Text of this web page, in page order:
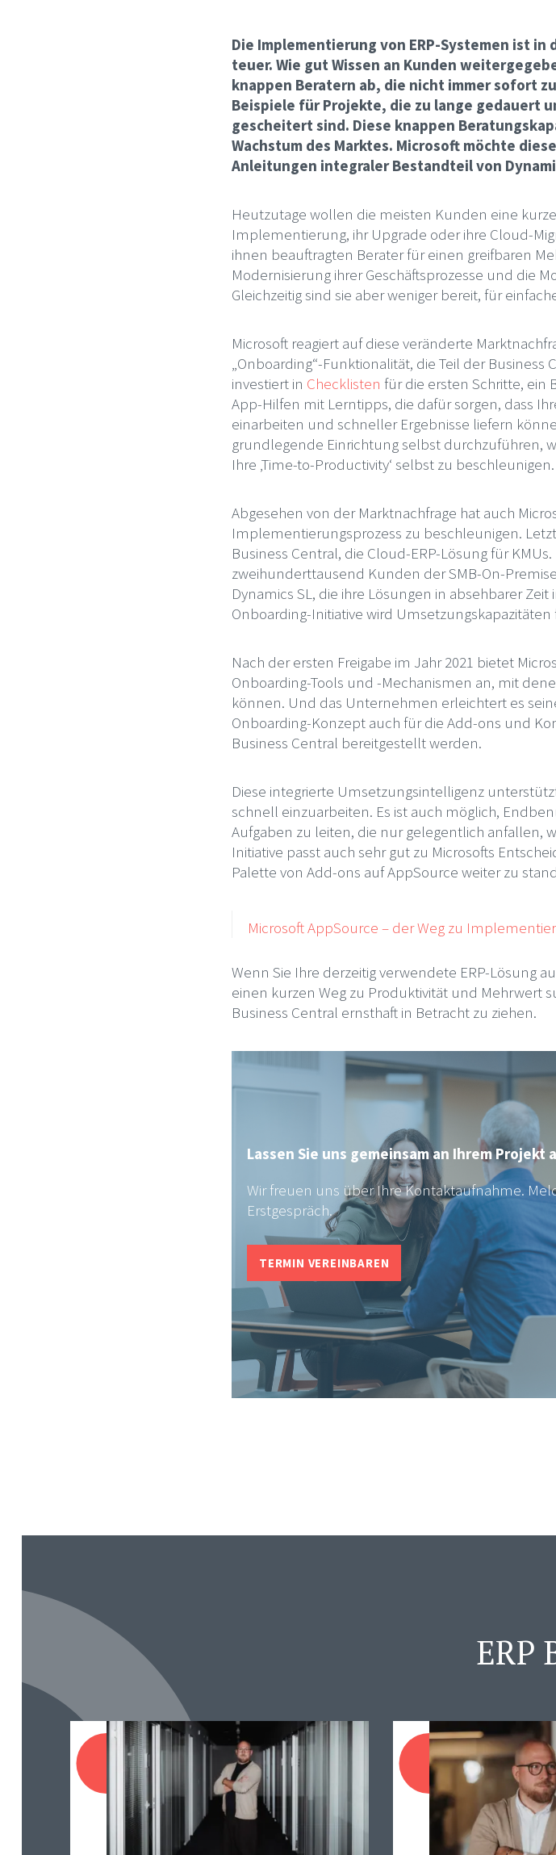
Die Implementierung von ERP-Systemen ist
teuer. Wie gut Wissen an Kunden
knappen Beratern ab, die nicht immer sofort
Beispiele für Projekte, die zu lange gedauert
gescheitert sind. Diese knappen
Wachstum des Marktes. Microsoft möchte
Anleitungen integraler Bestandteil von
Heutzutage wollen die meisten Kunden eine
Implementierung, ihr Upgrade oder ihre Cloud-
ihnen beauftragten Berater für einen greifbaren
Modernisierung ihrer Geschäftsprozesse und die
Gleichzeitig sind sie aber weniger bereit, für
Microsoft reagiert auf diese veränderte
„Onboarding“-Funktionalität, die Teil der Business
investiert in Checklisten für die ersten Schritte, ein
App-Hilfen mit Lerntipps, die dafür sorgen, dass
einarbeiten und schneller Ergebnisse liefern
grundlegende Einrichtung selbst durchzuführen,
Ihre ‚Time-to-Productivity‘ selbst zu beschleunigen.
Abgesehen von der Marktnachfrage hat auch
Implementierungsprozess zu beschleunigen.
Business Central, die Cloud-ERP-Lösung für
zweihunderttausend Kunden der SMB-On-
Dynamics SL, die ihre Lösungen in absehbarer
Onboarding-Initiative wird
Nach der ersten Freigabe im Jahr 2021 bietet
Onboarding-Tools und -Mechanismen an, mit
können. Und das Unternehmen erleichtert es
Onboarding-Konzept auch für die Add-ons und
Business Central bereitgestellt werden.
Diese integrierte Umsetzungsintelligenz
schnell einzuarbeiten. Es ist auch möglich,
Aufgaben zu leiten, die nur gelegentlich anfallen,
Initiative passt auch sehr gut zu Microsofts
Palette von Add-ons auf AppSource weiter zu
Microsoft AppSource – der Weg zu
Wenn Sie Ihre derzeitig verwendete ERP-Lösung
einen kurzen Weg zu Produktivität und Mehrwert
Business Central ernsthaft in Betracht zu ziehen.
Lassen Sie uns gemeinsam an Ihrem Projekt
Wir freuen uns über Ihre Kontaktaufnahme.
Erstgespräch.
TERMIN VEREINBAREN
ERP